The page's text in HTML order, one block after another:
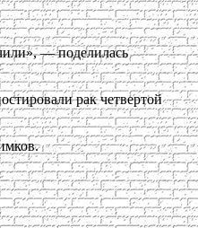
— поделилась
рак четвертой